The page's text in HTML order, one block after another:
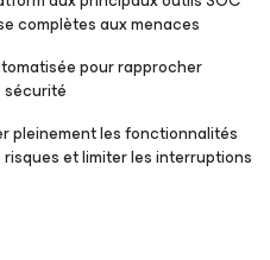
complètes aux menaces
pour rapprocher
sécurité
pleinement les fonctionnalités
et limiter les interruptions